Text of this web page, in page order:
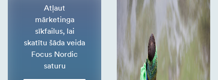
Atļaut
mārketinga
sīkfailus, lai
skatītu šāda veida
Focus Nordic
saturu